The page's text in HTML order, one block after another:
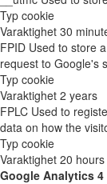
Typ cookie
Varaktighet 30
FPID Used to store
request to Google's
Typ cookie
Varaktighet 2 years
FPLC Used to
data on how the
Typ cookie
Varaktighet 20 hours
Google Analytics 4